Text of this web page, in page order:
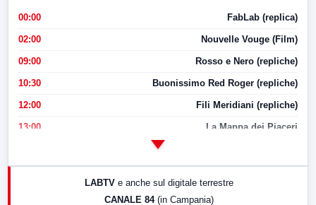
00:00 FabLab (replica)
02:00 Nouvelle Vouge (Film)
09:00 Rosso e Nero (repliche)
10:30 Buonissimo Red Roger (repliche)
12:00 Fili Meridiani (repliche)
13:00 La Mappa dei Piaceri
17:00 LabNews (replica)
LABTV e anche sul digitale terrestre
CANALE 84 (in Campania)